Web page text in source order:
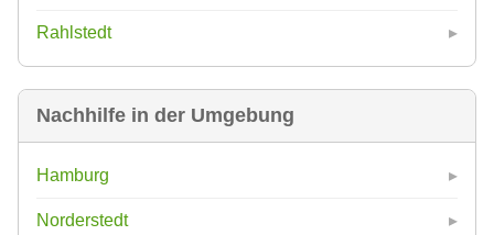
Rahlstedt
Nachhilfe in der Umgebung
Hamburg
Norderstedt